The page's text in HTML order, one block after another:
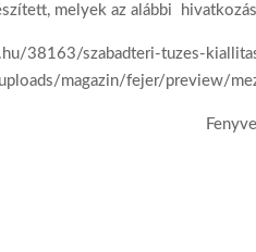
melyek az alábbi
38163/szabadteri-tuzes-
magazin/fejer/preview/